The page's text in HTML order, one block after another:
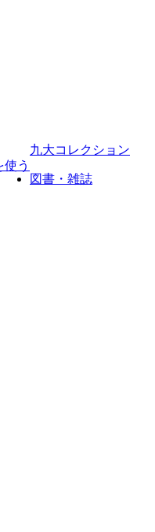
使う
九大コレクション
図書・雑誌